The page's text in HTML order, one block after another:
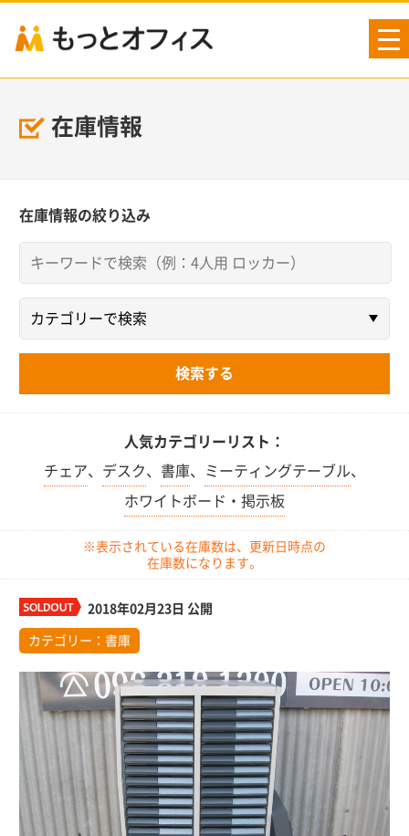
在庫情報
在庫情報の絞り込み
人気カテゴリーリスト：
チェア、 デスク、 書庫、 ミーティングテーブル、
ホワイトボード・掲示板
※表示されている在庫数は、更新日時点の
在庫数になります。
2018年02月23日 公開
カテゴリー： 書庫